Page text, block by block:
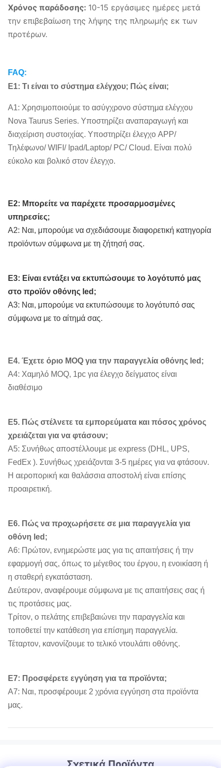
Χρόνος παράδοσης: 10-15 εργάσιμες ημέρες μετά
την επιβεβαίωση της λήψης της πληρωμής εκ των
προτέρων.
FAQ:
Ε1: Τι είναι το σύστημα ελέγχου; Πώς είναι;
Α1: Χρησιμοποιούμε το ασύγχρονο σύστημα ελέγχου
Nova Taurus Series. Υποστηρίζει αναπαραγωγή και
διαχείριση συστοιχίας. Υποστηρίζει έλεγχο APP/
Τηλέφωνο/ WIFI/ Ipad/Laptop/ PC/ Cloud. Είναι πολύ
εύκολο και βολικό στον έλεγχο.
Ε2: Μπορείτε να παρέχετε προσαρμοσμένες
υπηρεσίες;
Α2: Ναι, μπορούμε να σχεδιάσουμε διαφορετική κατηγορία
προϊόντων σύμφωνα με τη ζήτησή σας.
Ε3: Είναι εντάξει να εκτυπώσουμε το λογότυπό μας
στο προϊόν οθόνης led;
Α3: Ναι, μπορούμε να εκτυπώσουμε το λογότυπό σας
σύμφωνα με το αίτημά σας.
Ε4. Έχετε όριο MOQ για την παραγγελία οθόνης led;
Α4: Χαμηλό MOQ, 1pc για έλεγχο δείγματος είναι
διαθέσιμο
Ε5. Πώς στέλνετε τα εμπορεύματα και πόσος χρόνος
χρειάζεται για να φτάσουν;
Α5: Συνήθως αποστέλλουμε με express (DHL, UPS,
FedEx ). Συνήθως χρειάζονται 3-5 ημέρες για να φτάσουν.
Η αεροπορική και θαλάσσια αποστολή είναι επίσης
προαιρετική.
Ε6. Πώς να προχωρήσετε σε μια παραγγελία για
οθόνη led;
Α6: Πρώτον, ενημερώστε μας για τις απαιτήσεις ή την
εφαρμογή σας, όπως το μέγεθος του έργου, η ενοικίαση ή
η σταθερή εγκατάσταση.
Δεύτερον, αναφέρουμε σύμφωνα με τις απαιτήσεις σας ή
τις προτάσεις μας.
Τρίτον, ο πελάτης επιβεβαιώνει την παραγγελία και
τοποθετεί την κατάθεση για επίσημη παραγγελία.
Τέταρτον, κανονίζουμε το τελικό ντουλάπι οθόνης.
Ε7: Προσφέρετε εγγύηση για τα προϊόντα;
Α7: Ναι, προσφέρουμε 2 χρόνια εγγύηση στα προϊόντα
μας.
Σχετικά Προϊόντα